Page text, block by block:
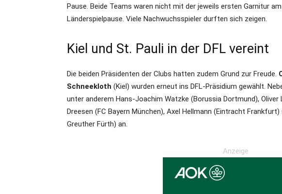
Pause. Beide Teams waren nicht mit der jeweils ersten Garnitur
Länderspielpause. Viele Nachwuchsspieler durften sich zeigen.
Kiel und St. Pauli in der DFL vereint
Die beiden Präsidenten der Clubs hatten zudem Grund zur Freude.
Schneekloth (Kiel) wurden erneut ins DFL-Präsidium gewählt.
unter anderem Hans-Joachim Watzke (Borussia Dortmund), Oliver
Dreesen (FC Bayern München), Axel Hellmann (Eintracht
Greuther Fürth) an.
Anzeige